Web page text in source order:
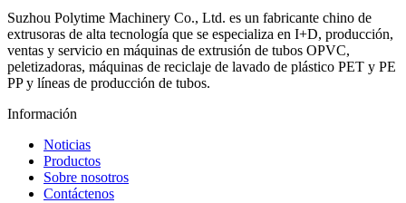
Suzhou Polytime Machinery Co., Ltd. es un fabricante chino de
extrusoras de alta tecnología que se especializa en I+D, producción,
ventas y servicio en máquinas de extrusión de tubos OPVC,
peletizadoras, máquinas de reciclaje de lavado de plástico PET y PE
PP y líneas de producción de tubos.
Información
Noticias
Productos
Sobre nosotros
Contáctenos